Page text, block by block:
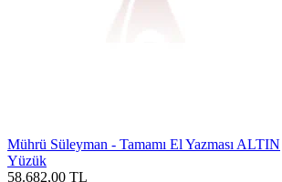
Mührü Süleyman - Tamamı El Yazması ALTIN
Yüzük
58.682,00 TL